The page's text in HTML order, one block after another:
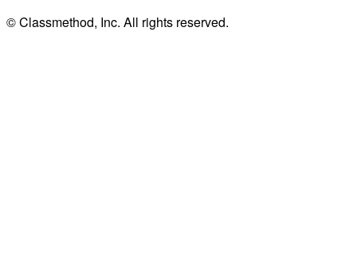
© Classmethod, Inc. All rights reserved.